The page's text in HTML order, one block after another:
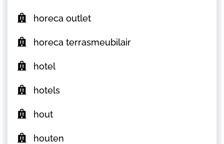
horeca outlet
horeca terrasmeubilair
hotel
hotels
hout
houten